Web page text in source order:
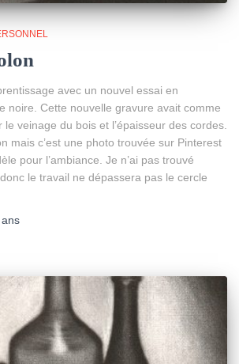
avec un nouvel essai en
noire. Cette nouvelle gravure avait comme
veinage du bois et l’épaisseur des cordes.
mais c’est une photo trouvée sur Pinterest
pour l’ambiance. Je n’ai pas trouvé
le travail ne dépassera pas le cercle
ans